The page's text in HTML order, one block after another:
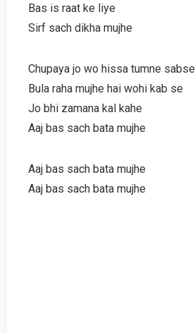
Bas is raat ke liye
Sirf sach dikha mujhe
Chupaya jo wo hissa tumne sabse
Bula raha mujhe hai wohi kab se
Jo bhi zamana kal kahe
Aaj bas sach bata mujhe
Aaj bas sach bata mujhe
Aaj bas sach bata mujhe